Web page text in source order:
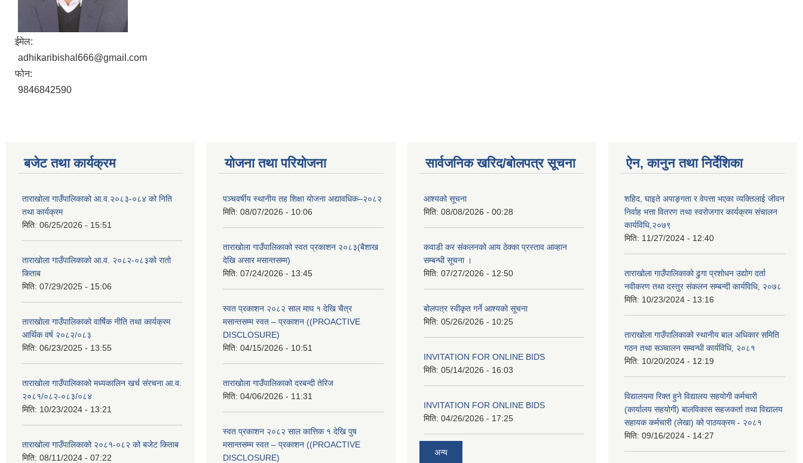
ईमेल:
adhikaribishal666@gmail.com
फोन:
9846842590
बजेट तथा कार्यक्रम
ताराखोला गाउँपालिकाको आ.व.२०८३-०८४ को निति
तथा कार्यक्रम
मिति: 06/25/2026 - 15:51
ताराखोला गाउँपालिकाको आ.व. २०८२-०८३को रातो
किताब
मिति: 07/29/2025 - 15:06
ताराखोला गाउँपालिकाको वार्षिक नीति तथा कार्यक्रम
आर्थिक वर्ष २०८२/०८३
मिति: 06/23/2025 - 13:55
ताराखोला गाउँपालिकाको मध्यकालिन खर्च संरचना आ.व.
२०८१/०८२-०८३/०८४
मिति: 10/23/2024 - 13:21
ताराखोला गाउँपालिकाको २०८१-०८२ को बजेट किताब
मिति: 08/11/2024 - 07:22
योजना तथा परियोजना
पञ्चवर्षीय स्थानीय तह शिक्षा योजना अद्यावधिक–२०८२
मिति: 08/07/2026 - 10:06
ताराखोला गाउँपालिकाको स्वत प्रकाशन २०८३(बैशाख
देखि असार मसान्तसम्म)
मिति: 07/24/2026 - 13:45
स्वत प्रकाशन २०८२ साल माघ १ देखि चैत्र
मसान्तसम्म स्वत – प्रकाशन ((PROACTIVE
DISCLOSURE)
मिति: 04/15/2026 - 10:51
ताराखोला गाउँपालिकाको दरबन्दी तेरिज
मिति: 04/06/2026 - 11:31
स्वत प्रकाशन २०८२ साल कात्तिक १ देखि पुष
मसान्तसम्म स्वत – प्रकाशन ((PROACTIVE
DISCLOSURE)
सार्वजनिक खरिद/बोलपत्र सूचना
आश्यको सूचना
मिति: 08/08/2026 - 00:28
कवाडी कर संकलनको आय ठेक्का प्रस्ताव आव्हान
सम्बन्धी सूचना ।
मिति: 07/27/2026 - 12:50
बोलपत्र स्वीकृत गर्ने आश्यको सूचना
मिति: 05/26/2026 - 10:25
INVITATION FOR ONLINE BIDS
मिति: 05/14/2026 - 16:03
INVITATION FOR ONLINE BIDS
मिति: 04/26/2026 - 17:25
अन्य
ऐन, कानुन तथा निर्देशिका
शहिद, घाइते अपाङ्गता र वेपत्ता भएका व्यक्तिलाई जीवन
निर्वाह भत्ता वितरण तथा स्वरोजगार कार्यक्रम संचालन
कार्यविधि,२०७९
मिति: 11/27/2024 - 12:40
ताराखोला गाउँपालिकाको ढुगा प्रशोधन उद्योग दर्ता
नवीकरण तथा दस्तुर संकलन सम्बन्दी कार्यविधि, २०७८
मिति: 10/23/2024 - 13:16
ताराखोला गाउँपालिकाको स्थानीय बाल अधिकार समिति
गठन तथा सञ्चालन सम्वन्धी कार्यविधि, २०८१
मिति: 10/20/2024 - 12:19
विद्यालयमा रिक्त हुने विद्यालय सहयोगी कर्मचारी
(कार्यालय सहयोगी) बालविकास सहजकर्ता तथा विद्यालय
सहायक कर्मचारी (लेखा) को पाठयक्रम - २०८१
मिति: 09/16/2024 - 14:27